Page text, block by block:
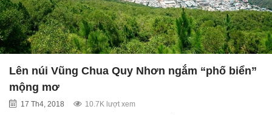
Lên núi Vũng Chua Quy Nhơn ngắm “phố biển”
mộng mơ
17 Th4, 2018 10.7K lượt xem